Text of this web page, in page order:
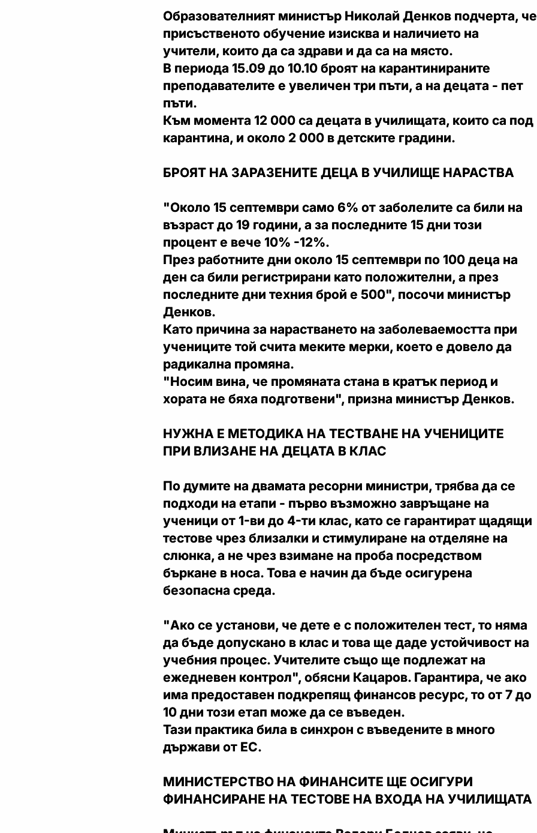
Образователният министър Николай Денков подчерта, че
присъственото обучение изисква и наличието на
учители, които да са здрави и да са на място.
В периода 15.09 до 10.10 броят на карантинираните
преподавателите е увеличен три пъти, а на децата - пет
пъти.
Към момента 12 000 са децата в училищата, които са под
карантина, и около 2 000 в детските градини.
БРОЯТ НА ЗАРАЗЕНИТЕ ДЕЦА В УЧИЛИЩЕ НАРАСТВА
"Около 15 септември само 6% от заболелите са били на
възраст до 19 години, а за последните 15 дни този
процент е вече 10% -12%.
През работните дни около 15 септември по 100 деца на
ден са били регистрирани като положителни, а през
последните дни техния брой е 500", посочи министър
Денков.
Като причина за нарастването на заболеваемостта при
учениците той счита меките мерки, което е довело да
радикална промяна.
"Носим вина, че промяната стана в кратък период и
хората не бяха подготвени", призна министър Денков.
НУЖНА Е МЕТОДИКА НА ТЕСТВАНЕ НА УЧЕНИЦИТЕ
ПРИ ВЛИЗАНЕ НА ДЕЦАТА В КЛАС
По думите на двамата ресорни министри, трябва да се
подходи на етапи - първо възможно завръщане на
ученици от 1-ви до 4-ти клас, като се гарантират щадящи
тестове чрез близалки и стимулиране на отделяне на
слюнка, а не чрез взимане на проба посредством
бъркане в носа. Това е начин да бъде осигурена
безопасна среда.
"Ако се установи, че дете е с положителен тест, то няма
да бъде допускано в клас и това ще даде устойчивост на
учебния процес. Учителите също ще подлежат на
ежедневен контрол", обясни Кацаров. Гарантира, че ако
има предоставен подкрепящ финансов ресурс, то от 7 до
10 дни този етап може да се въведен.
Тази практика била в синхрон с въведените в много
държави от ЕС.
МИНИСТЕРСТВО НА ФИНАНСИТЕ ЩЕ ОСИГУРИ
ФИНАНСИРАНЕ НА ТЕСТОВЕ НА ВХОДА НА УЧИЛИЩАТА